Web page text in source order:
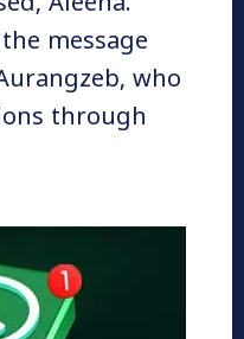
message
who
through